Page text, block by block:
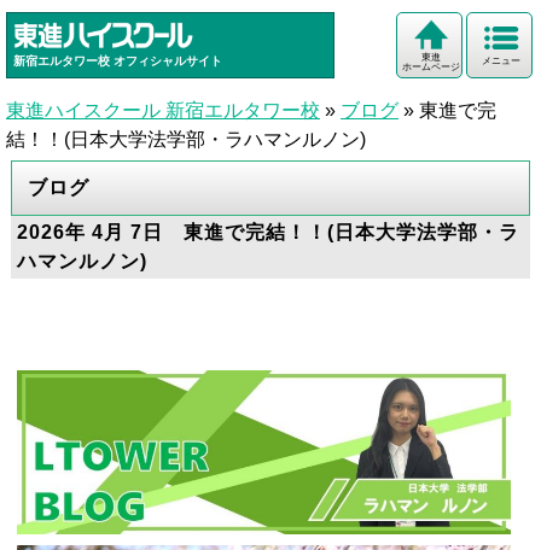
新宿エルタワー校 オフィシャルサイト メニュー
東進
ホームページ
東進ハイスクール 新宿エルタワー校 » ブログ » 東進で完
結！！(日本大学法学部・ラハマンルノン)
ブログ
2026年 4月 7日 東進で完結！！(日本大学法学部・ラ
ハマンルノン)